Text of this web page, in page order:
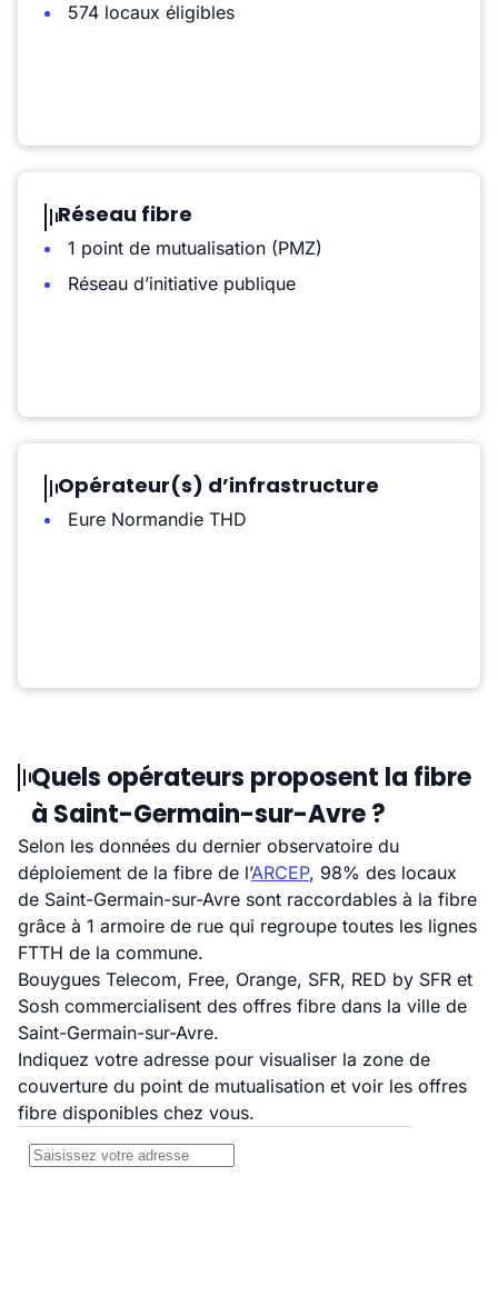
574 locaux éligibles
Réseau fibre
1 point de mutualisation (PMZ)
Réseau d’initiative publique
Opérateur(s) d’infrastructure
Eure Normandie THD
Quels opérateurs proposent la fibre
à Saint-Germain-sur-Avre ?
Selon les données du dernier observatoire du
déploiement de la fibre de l’ARCEP, 98% des locaux
de Saint-Germain-sur-Avre sont raccordables à la fibre
grâce à 1 armoire de rue qui regroupe toutes les lignes
FTTH de la commune.
Bouygues Telecom, Free, Orange, SFR, RED by SFR et
Sosh commercialisent des offres fibre dans la ville de
Saint-Germain-sur-Avre.
Indiquez votre adresse pour visualiser la zone de
couverture du point de mutualisation et voir les offres
fibre disponibles chez vous.